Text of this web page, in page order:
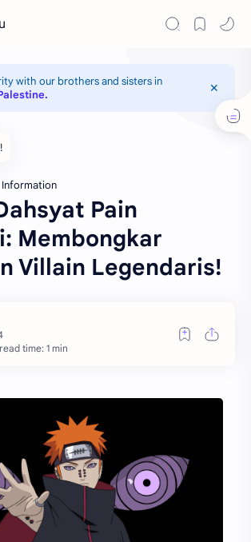
with our brothers and sisters in
Information
Pain
Membongkar
Villain Legendaris!
time: 1 min